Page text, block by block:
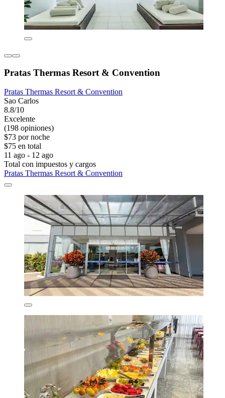
Pratas Thermas Resort & Convention
Pratas Thermas Resort & Convention
Sao Carlos
8.8/10
Excelente
(198 opiniones)
$73 por noche
$75 en total
11 ago - 12 ago
Total con impuestos y cargos
Pratas Thermas Resort & Convention